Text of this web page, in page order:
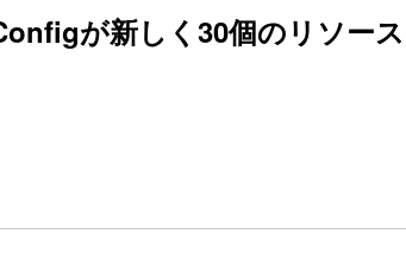
が新しく30個のリソー